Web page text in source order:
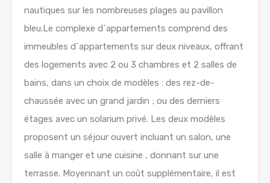
nautiques sur les nombreuses plages au pavillon
bleu.Le complexe d´appartements comprend des
immeubles d´appartements sur deux niveaux, offrant
des logements avec 2 ou 3 chambres et 2 salles de
bains, dans un choix de modèles : des rez-de-
chaussée avec un grand jardin ; ou des derniers
étages avec un solarium privé. Les deux modèles
proposent un séjour ouvert incluant un salon, une
salle à manger et une cuisine , donnant sur une
terrasse. Moyennant un coût supplémentaire, il est